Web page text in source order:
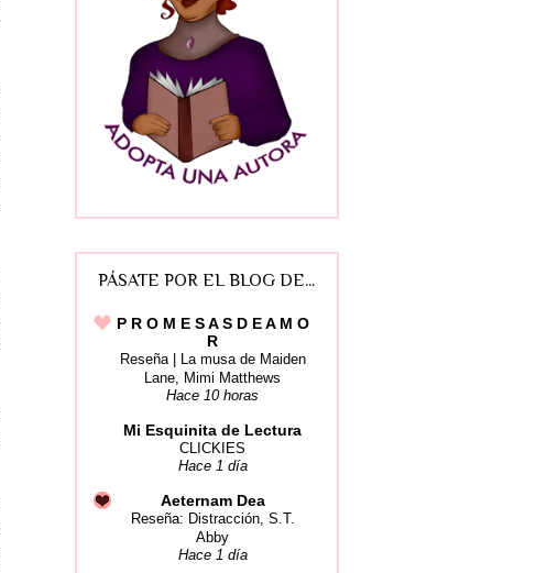
PÁSATE POR EL BLOG DE...
P R O M E S A S D E A M O
R
Reseña | La musa de Maiden
Lane, Mimi Matthews
Hace 10 horas
Mi Esquinita de Lectura
CLICKIES
Hace 1 día
Aeternam Dea
Reseña: Distracción, S.T.
Abby
Hace 1 día